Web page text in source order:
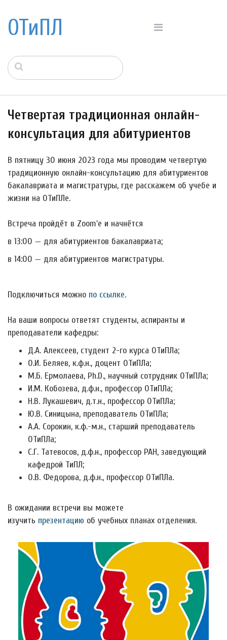
ОТиПЛ
Четвертая традиционная онлайн-
консультация для абитуриентов
В пятницу 30 июня 2023 года мы проводим четвертую
традиционную онлайн-консультацию для абитуриентов
бакалавриата и магистратуры, где расскажем об учебе и
жизни на ОТиПЛе.
Встреча пройдёт в Zoom'е и начнётся
в 13:00 — для абитуриентов бакалавриата;
в 14:00 — для абитуриентов магистратуры.
Подключиться можно по ссылке.
На ваши вопросы ответят студенты, аспиранты и
преподаватели кафедры:
Д.А. Алексеев, студент 2-го курса ОТиПЛа;
О.И. Беляев, к.ф.н., доцент ОТиПЛа;
М.Б. Ермолаева, Ph.D., научный сотрудник ОТиПЛа;
И.М. Кобозева, д.ф.н., профессор ОТиПЛа;
Н.В. Лукашевич, д.т.н., профессор ОТиПЛа;
Ю.В. Синицына, преподаватель ОТиПЛа;
А.А. Сорокин, к.ф.-м.н., старший преподаватель
ОТиПЛа;
С.Г. Татевосов, д.ф.н., профессор РАН, заведующий
кафедрой ТиПЛ;
О.В. Федорова, д.ф.н., профессор ОТиПЛа.
В ожидании встречи вы можете
изучить презентацию об учебных планах отделения.